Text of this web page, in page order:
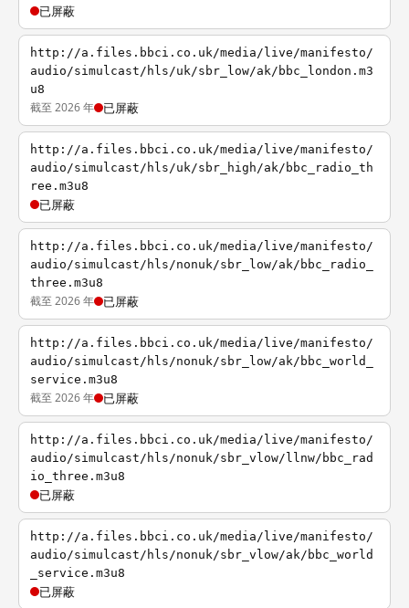
已屏蔽
http://a.files.bbci.co.uk/media/live/manifesto/
audio/simulcast/hls/uk/sbr_low/ak/bbc_london.m3
u8
截至 2026 年 已屏蔽
http://a.files.bbci.co.uk/media/live/manifesto/
audio/simulcast/hls/uk/sbr_high/ak/bbc_radio_th
ree.m3u8
已屏蔽
http://a.files.bbci.co.uk/media/live/manifesto/
audio/simulcast/hls/nonuk/sbr_low/ak/bbc_radio_
three.m3u8
截至 2026 年 已屏蔽
http://a.files.bbci.co.uk/media/live/manifesto/
audio/simulcast/hls/nonuk/sbr_low/ak/bbc_world_
service.m3u8
截至 2026 年 已屏蔽
http://a.files.bbci.co.uk/media/live/manifesto/
audio/simulcast/hls/nonuk/sbr_vlow/llnw/bbc_rad
io_three.m3u8
已屏蔽
http://a.files.bbci.co.uk/media/live/manifesto/
audio/simulcast/hls/nonuk/sbr_vlow/ak/bbc_world
_service.m3u8
已屏蔽